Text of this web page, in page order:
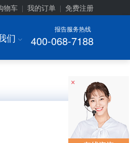
物车 我的订单 免费注册
报告服务热线
400-068-7188
们 I
×